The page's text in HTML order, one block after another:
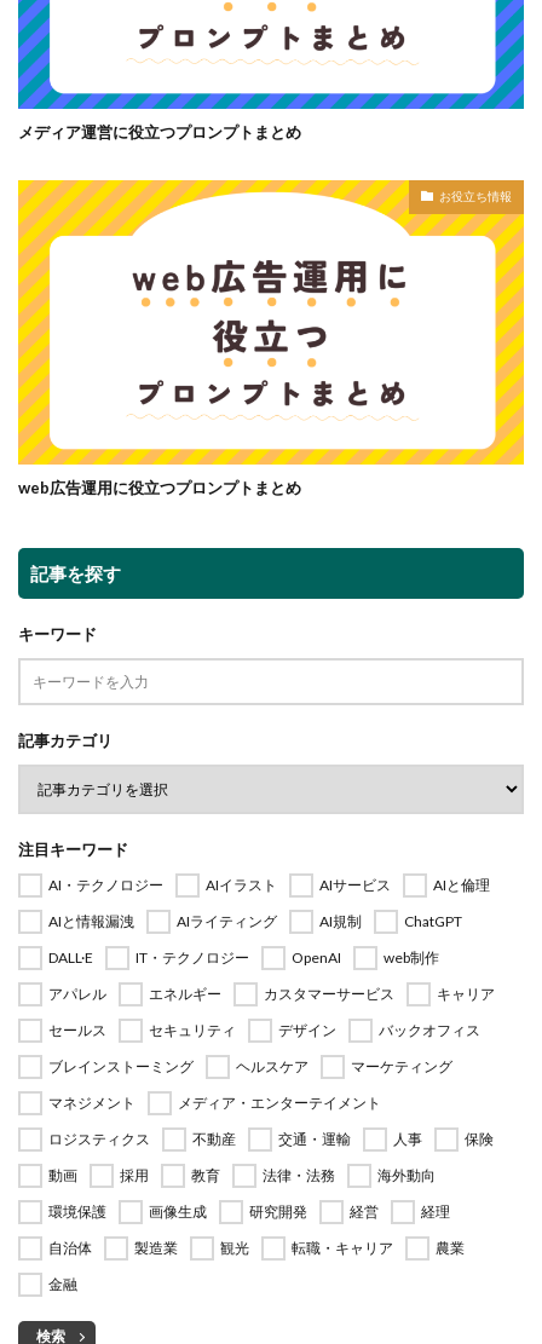
メディア運営に役立つプロンプトまとめ
お役立ち情報
web広告運用に役立つプロンプトまとめ
記事を探す
キーワード
記事カテゴリ
注目キーワード
AI・テクノロジー AIイラスト AIサービス
AIと倫理
AIと情報漏洩
AIライティング AI規制
ChatGPT
DALL·E
IT・テクノロジー OpenAI
web制作
アパレル
エネルギー カスタマーサービス
キャリア
セールス
セキュリティ デザイン
バックオフィス
ブレインストーミング
ヘルスケア
マーケティング
マネジメント
メディア・エンターテイメント
ロジスティクス
不動産 交通・運輸 人事
保険
動画
採用 教育 法律・法務
海外動向
環境保護
画像生成 研究開発 経営
経理
自治体
製造業 観光 転職・キャリア
農業
金融
検索